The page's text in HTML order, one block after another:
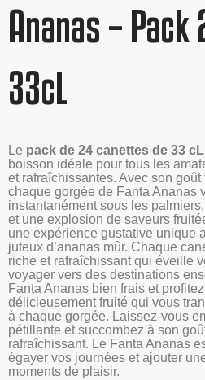
Ananas –
33cL
Le pack de 24 canettes de 33 cL
boisson idéale pour tous les
et rafraîchissantes. Avec son goût
chaque gorgée de Fanta Ananas
instantanément sous les
et une explosion de saveurs
une expérience gustative unique
juteux d’ananas mûr. Chaque
riche et rafraîchissant qui éveille
voyager vers des destinations
Fanta Ananas bien frais et
délicieusement fruité qui vous
à chaque gorgée. Laissez-vous
pétillante et succombez à son
rafraîchissant. Le Fanta Ananas
égayer vos journées et ajouter
moments de plaisir.